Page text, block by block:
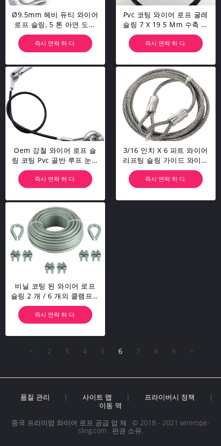
Ø9.5mm 헤비 듀티 와이어
로프 슬링, 5 톤 아연 도금
강선 케이블
즉시 연락 하 다.
Pvc 코팅 와이어 로프 굴레
슬링 7 X 19 5 Mm 수축 튜
브와 유연한
즉시 연락 하 다.
Oem 강철 와이어 로프 슬
링 코팅 Pvc 골반 루프 눈으
로 아연 도금
즉시 연락 하 다.
3/16 인치 X 6 피트 와이어
리프팅 슬링 가이드 와이어
용 아연 도금 된 보안 케이
블
즉시 연락 하 다.
비닐 코팅 된 와이어 로프
슬링 2 개 / 6 개의 클램프로
1/8 인치 X 30 피트
즉시 연락 하 다.
< 2 3 4 5 6 7 8 9 >
품질 관리 | 사이트 맵 | 프라이버시 정책
|
이동 역
중국 프리미엄 와이어 로프 공급 업 체 . © 2018 - 2021 wirerope-
sling.com . 판권 소유.